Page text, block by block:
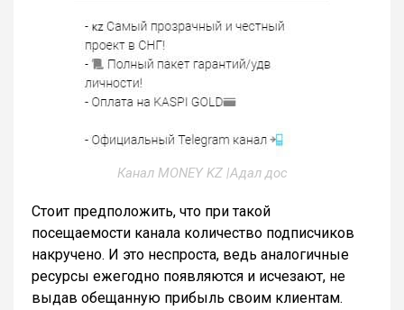
Канал MONEY KZ |Адал дос
Стоит предположить, что при такой
посещаемости канала количество подписчиков
накручено. И это неспроста, ведь аналогичные
ресурсы ежегодно появляются и исчезают, не
выдав обещанную прибыль своим клиентам.